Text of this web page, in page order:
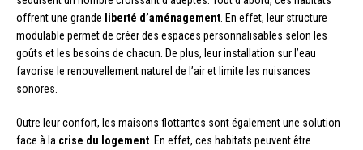
offrent une grande liberté d’aménagement . En effet, leur structure
modulable permet de créer des espaces personnalisables selon les
goûts et les besoins de chacun. De plus, leur installation sur l’eau
favorise le renouvellement naturel de l’air et limite les nuisances
sonores.
Outre leur confort, les maisons flottantes sont également une solution
face à la crise du logement . En effet, ces habitats peuvent être